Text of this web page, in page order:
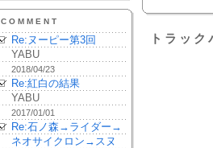
COMMENT
Re:ヌーピー第3回
YABU
2018/04/23
Re:紅白の結果
YABU
2017/01/01
Re:石ノ森→ライダー→
ネオサイクロン→スヌ
トラッ